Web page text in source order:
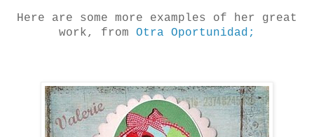
Here are some more examples of her great
work, from Otra Oportunidad;